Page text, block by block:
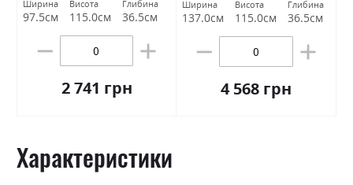
Ширина
97.5см
Висота
115.0см
Глибина
36.5см
2 741 грн
Ширина
137.0см
Висота
115.0см
Глибина
36.5см
4 568 грн
Характеристики